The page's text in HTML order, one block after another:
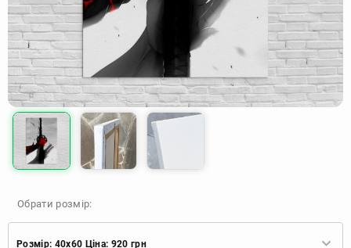
Обрати розмір:
Розмір: 40x60 Ціна: 920 грн